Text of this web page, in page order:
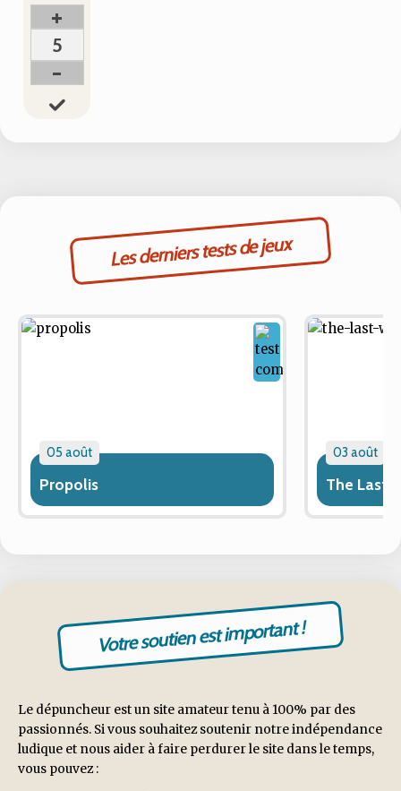
+
5
-
Les derniers tests de jeux
05 août
Propolis
03 août
The Last
Votre soutien est important !
Le dépuncheur est un site amateur tenu à 100% par des
passionnés. Si vous souhaitez soutenir notre indépendance
ludique et nous aider à faire perdurer le site dans le temps,
vous pouvez :